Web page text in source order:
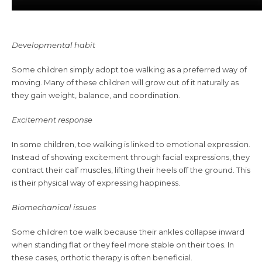
Developmental habit
Some children simply adopt toe walking as a preferred way of
moving. Many of these children will grow out of it naturally as
they gain weight, balance, and coordination.
Excitement response
In some children, toe walking is linked to emotional expression.
Instead of showing excitement through facial expressions, they
contract their calf muscles, lifting their heels off the ground. This
is their physical way of expressing happiness.
Biomechanical issues
Some children toe walk because their ankles collapse inward
when standing flat or they feel more stable on their toes. In
these cases, orthotic therapy is often beneficial.